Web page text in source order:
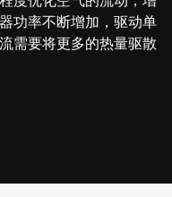
功率不断增加，驱动单
需要将更多的热量驱散